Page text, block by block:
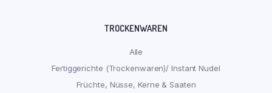
TROCKENWAREN
Alle
Fertiggerichte (Trockenwaren)/ Instant Nudel
Früchte, Nüsse, Kerne & Saaten